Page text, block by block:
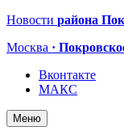
Новости района
Москва ·
Вконтакте
МАКС
Меню